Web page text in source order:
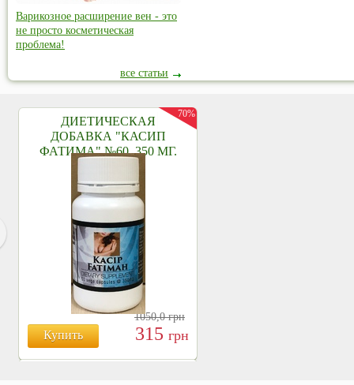
Варикозное расширение вен - это
не просто косметическая
проблема!
все статьи
ДИЕТИЧЕСКАЯ
ДОБАВКА "КАСИП
ФАТИМА" №60, 350 МГ.
Купить
1050,0грн
315 грн
70%